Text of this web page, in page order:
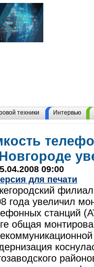
техники Интервью
09:00
для печати
года увеличил
станций
общая